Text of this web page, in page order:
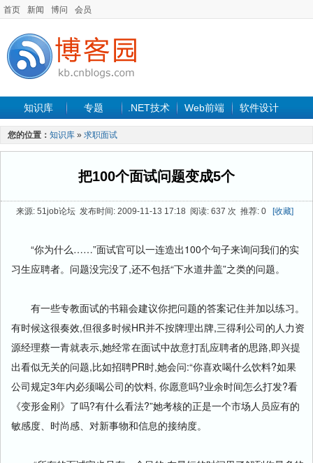
首页 新闻 博问 会员
知识库 专题 .NET技术 Web前端 软件设计
手机开发 软件工程
最新文章
您的位置： 知识库 » 求职面试
把100个面试问题变成5个
来源: 51job论坛 发布时间: 2009-11-13 17:18 阅读: 637 次 推荐: 0 [收藏]
“你为什么……”面试官可以一连造出100个句子来询问我们的实
习生应聘者。问题没完没了,还不包括“下水道井盖”之类的问题。
有一些专教面试的书籍会建议你把问题的答案记住并加以练习。
有时候这很奏效,但很多时候HR并不按牌理出牌,三得利公司的人力资
源经理蔡一青就表示,她经常在面试中故意打乱应聘者的思路,即兴提
出看似无关的问题,比如招聘PR时,她会问:“你喜欢喝什么饮料?如果
公司规定3年内必须喝公司的饮料, 你愿意吗?业余时间怎么打发?看
《变形金刚》了吗?有什么看法?”她考核的正是一个市场人员应有的
敏感度、时尚感、对新事物和信息的接纳度。